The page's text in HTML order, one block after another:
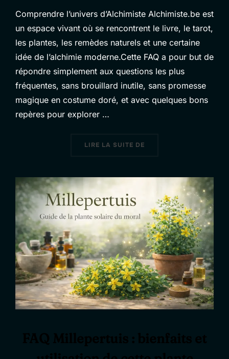
Comprendre l’univers d’Alchimiste Alchimiste.be est
un espace vivant où se rencontrent le livre, le tarot,
les plantes, les remèdes naturels et une certaine
idée de l’alchimie moderne.Cette FAQ a pour but de
répondre simplement aux questions les plus
fréquentes, sans brouillard inutile, sans promesse
magique en costume doré, et avec quelques bons
repères pour explorer …
LIRE LA SUITE DE